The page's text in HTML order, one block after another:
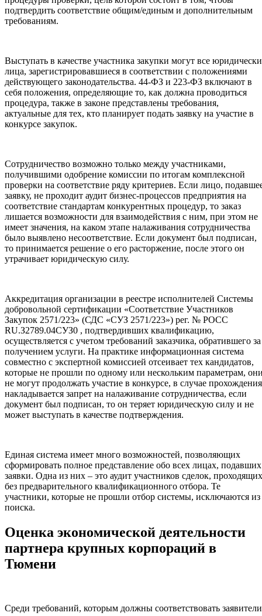
подтвердить соответствие общим/единым и дополнительным
требованиям.
Выступать в качестве участника закупки могут все
лица, зарегистрировавшиеся в соответствии с положениями
действующего законодательства. 44-ФЗ и 223-ФЗ включают в
себя положения, определяющие то, как должна проводиться
процедура, также в законе представлены требования,
актуальные для тех, кто планирует подать заявку на участие в
конкурсе закупок.
Сотрудничество возможно только между участниками,
получившими одобрение комиссии по итогам комплексной
проверки на соответствие ряду критериев. Если лицо,
заявку, не проходит аудит бизнес-процессов предприятия на
соответствие стандартам конкурентных процедур, то заказ
лишается возможности для взаимодействия с ним, при этом не
имеет значения, на каком этапе налаживания сотрудничества
было выявлено несоответствие. Если документ был подписан,
то принимается решение о его расторжение, после этого он
утрачивает юридическую силу.
Аккредитация организации в реестре исполнителей Системы
добровольной сертификации «Соответствие Участников
Закупок 2571/223» (СДС «СУЗ 2571/223») рег. № РОСС
RU.З2789.04СУЗ0 , подтвердивших квалификацию,
осуществляется с учетом требований заказчика, обратившего за
получением услуги. На практике информационная система
совместно с экспертной комиссией отсеивает тех кандидатов,
которые не прошли по одному или нескольким параметрам,
не могут продолжать участие в конкурсе, в случае прохождения
накладывается запрет на налаживание сотрудничества, если
документ был подписан, то он теряет юридическую силу и не
может выступать в качестве подтверждения.
Единая система имеет много возможностей, позволяющих
сформировать полное представление обо всех лицах, подавших
заявки. Одна из них – это аудит участников сделок, проходящих
без предварительного квалификационного отбора. Те
участники, которые не прошли отбор системы, исключаются из
поиска.
Оценка экономической деятельности
партнера крупных корпораций в
Тюмени
Среди требований, которым должны соответствовать